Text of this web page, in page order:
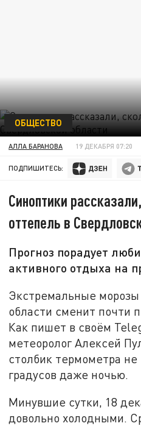
ОБЩЕСТВО
АЛЛА БАРАНОВА 19 ДЕКАБРЯ 07:20
ПОДПИШИТЕСЬ:
Синоптики
оттепель в
Прогноз порадует
активного отдыха на
Экстремальные
области сменит почти
Как пишет в своём
метеоролог Алексей
столбик термометра
градусов даже ночью.
Минувшие сутки, 18
довольно холодными.